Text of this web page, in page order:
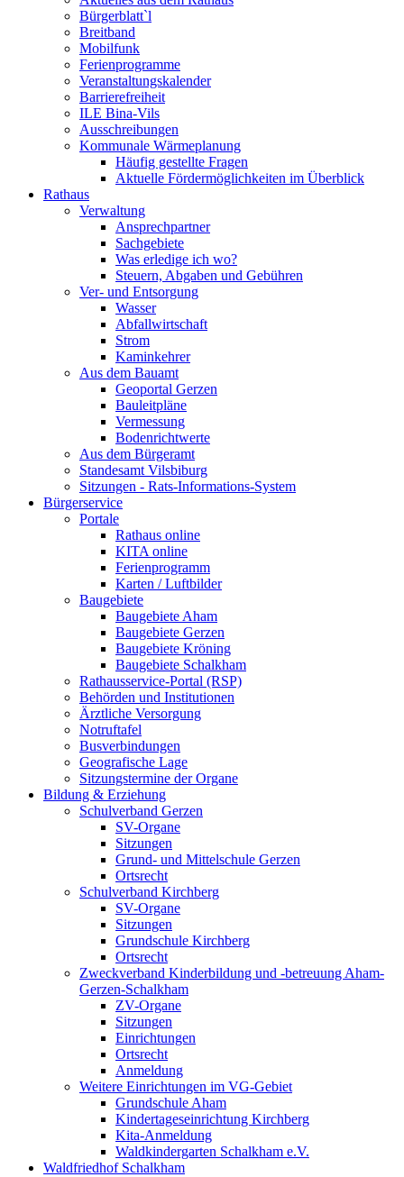
Bürgerblatt`l
Breitband
Mobilfunk
Ferienprogramme
Veranstaltungskalender
Barrierefreiheit
ILE Bina-Vils
Ausschreibungen
Kommunale Wärmeplanung
Häufig gestellte Fragen
Aktuelle Fördermöglichkeiten im Überblick
Rathaus
Verwaltung
Ansprechpartner
Sachgebiete
Was erledige ich wo?
Steuern, Abgaben und Gebühren
Ver- und Entsorgung
Wasser
Abfallwirtschaft
Strom
Kaminkehrer
Aus dem Bauamt
Geoportal Gerzen
Bauleitpläne
Vermessung
Bodenrichtwerte
Aus dem Bürgeramt
Standesamt Vilsbiburg
Sitzungen - Rats-Informations-System
Bürgerservice
Portale
Rathaus online
KITA online
Ferienprogramm
Karten / Luftbilder
Baugebiete
Baugebiete Aham
Baugebiete Gerzen
Baugebiete Kröning
Baugebiete Schalkham
Rathausservice-Portal (RSP)
Behörden und Institutionen
Ärztliche Versorgung
Notruftafel
Busverbindungen
Geografische Lage
Sitzungstermine der Organe
Bildung & Erziehung
Schulverband Gerzen
SV-Organe
Sitzungen
Grund- und Mittelschule Gerzen
Ortsrecht
Schulverband Kirchberg
SV-Organe
Sitzungen
Grundschule Kirchberg
Ortsrecht
Zweckverband Kinderbildung und -betreuung Aham-
Gerzen-Schalkham
ZV-Organe
Sitzungen
Einrichtungen
Ortsrecht
Anmeldung
Weitere Einrichtungen im VG-Gebiet
Grundschule Aham
Kindertageseinrichtung Kirchberg
Kita-Anmeldung
Waldkindergarten Schalkham e.V.
Waldfriedhof Schalkham